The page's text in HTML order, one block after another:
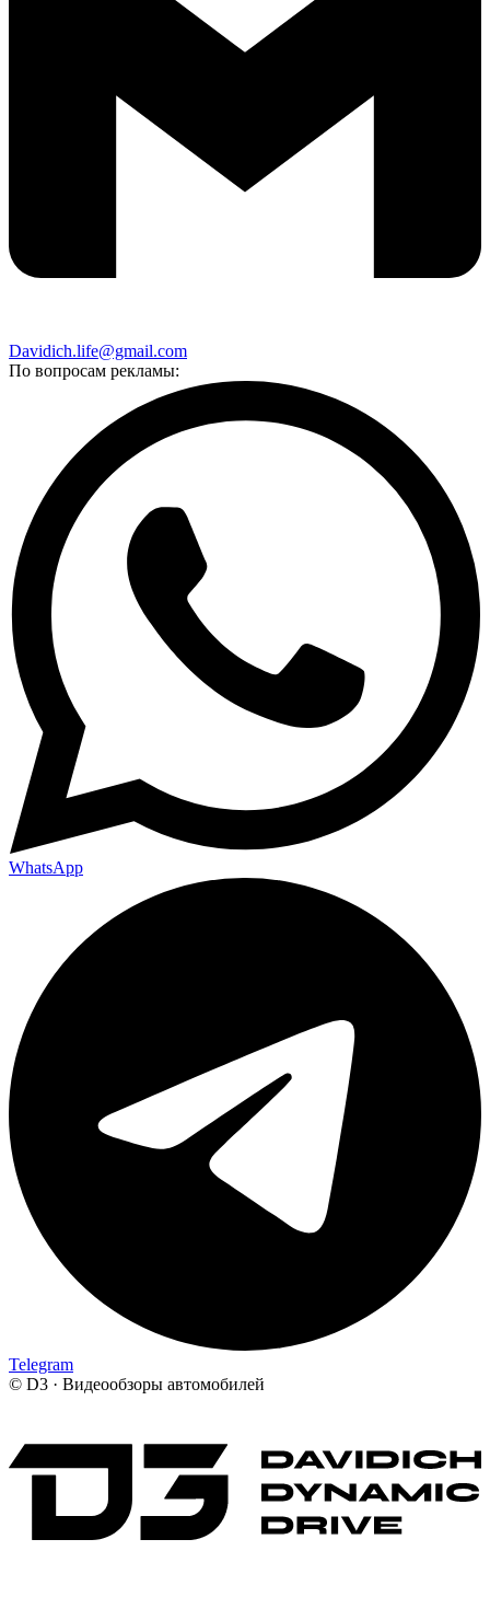
Davidich.life@gmail.com
По вопросам рекламы:
WhatsApp
Telegram
© D3 · Видеообзоры автомобилей